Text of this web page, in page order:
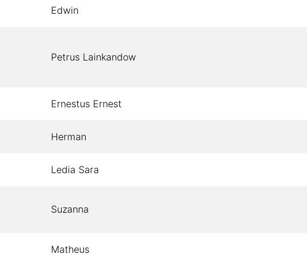
Edwin
Petrus Lainkandow
Ernestus Ernest
Herman
Ledia Sara
Suzanna
Matheus